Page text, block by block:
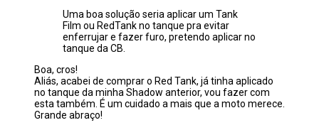
Uma boa solução seria aplicar um Tank
Film ou RedTank no tanque pra evitar
enferrujar e fazer furo, pretendo aplicar no
tanque da CB.
Boa, cros!
Aliás, acabei de comprar o Red Tank, já tinha aplicado
no tanque da minha Shadow anterior, vou fazer com
esta também. É um cuidado a mais que a moto merece.
Grande abraço!